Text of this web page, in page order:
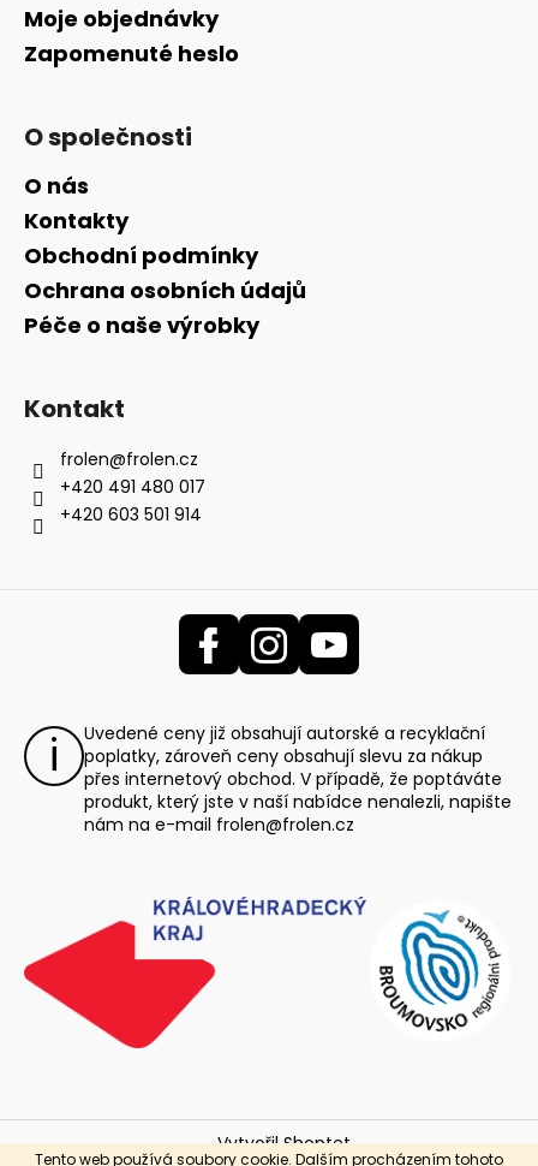
Tento web používá soubory cookie. Dalším procházením tohoto
Moje objednávky
Zapomenuté heslo
O společnosti
O nás
Kontakty
Obchodní podmínky
Ochrana osobních údajů
Péče o naše výrobky
Kontakt
frolen@frolen.cz
+420 491 480 017
+420 603 501 914
Uvedené ceny již obsahují autorské a recyklační
poplatky, zároveň ceny obsahují slevu za nákup
přes internetový obchod. V případě, že poptáváte
produkt, který jste v naší nabídce nenalezli, napište
nám na e-mail frolen@frolen.cz
Vytvořil Shoptet